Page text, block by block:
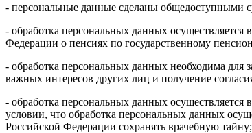
- персональные данные сделаны общедоступными
- обработка персональных данных осуществляется
Федерации о пенсиях по государственному
- обработка персональных данных необходима
важных интересов других лиц и получение
- обработка персональных данных
условии, что обработка персональных данных
Российской Федерации сохранять врачебную тайну;